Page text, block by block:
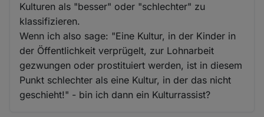
Kulturen als "besser" oder "schlechter" zu
klassifizieren.
Wenn ich also sage: "Eine Kultur, in der Kinder in
der Öffentlichkeit verprügelt, zur Lohnarbeit
gezwungen oder prostituiert werden, ist in diesem
Punkt schlechter als eine Kultur, in der das nicht
geschieht!" - bin ich dann ein Kulturrassist?